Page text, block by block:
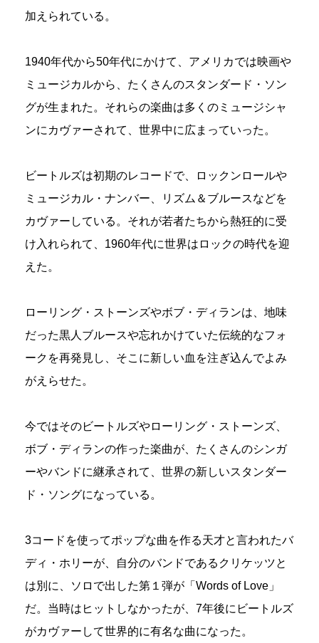
加えられている。
1940年代から50年代にかけて、アメリカでは映画や
ミュージカルから、たくさんのスタンダード・ソン
グが生まれた。それらの楽曲は多くのミュージシャ
ンにカヴァーされて、世界中に広まっていった。
ビートルズは初期のレコードで、ロックンロールや
ミュージカル・ナンバー、リズム＆ブルースなどを
カヴァーしている。それが若者たちから熱狂的に受
け入れられて、1960年代に世界はロックの時代を迎
えた。
ローリング・ストーンズやボブ・ディランは、地味
だった黒人ブルースや忘れかけていた伝統的なフォ
ークを再発見し、そこに新しい血を注ぎ込んでよみ
がえらせた。
今ではそのビートルズやローリング・ストーンズ、
ボブ・ディランの作った楽曲が、たくさんのシンガ
ーやバンドに継承されて、世界の新しいスタンダー
ド・ソングになっている。
3コードを使ってポップな曲を作る天才と言われたバ
ディ・ホリーが、自分のバンドであるクリケッツと
は別に、ソロで出した第１弾が「Words of Love」
だ。当時はヒットしなかったが、7年後にビートルズ
がカヴァーして世界的に有名な曲になった。